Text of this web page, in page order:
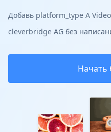
Добавь platform_type A
cleverbridge AG без
Начать